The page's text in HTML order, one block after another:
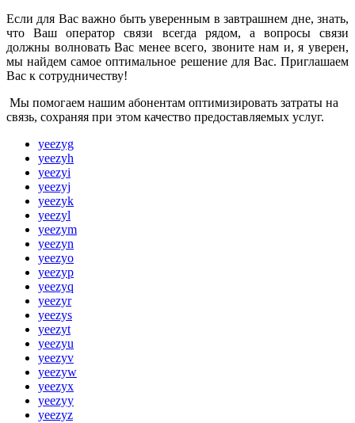
Если для Вас важно быть уверенным в завтрашнем дне, знать,
что Ваш оператор связи всегда рядом, а вопросы связи
должны волновать Вас менее всего, звоните нам и, я уверен,
мы найдем самое оптимальное решение для Вас. Приглашаем
Вас к сотрудничеству!
Мы помогаем нашим абонентам оптимизировать затраты на
связь, сохраняя при этом качество предоставляемых услуг.
yeezyg
yeezyh
yeezyi
yeezyj
yeezyk
yeezyl
yeezym
yeezyn
yeezyo
yeezyp
yeezyq
yeezyr
yeezys
yeezyt
yeezyu
yeezyv
yeezyw
yeezyx
yeezyy
yeezyz